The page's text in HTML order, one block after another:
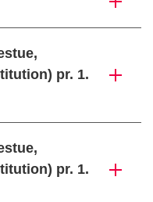
pr. 1.
pr. 1.